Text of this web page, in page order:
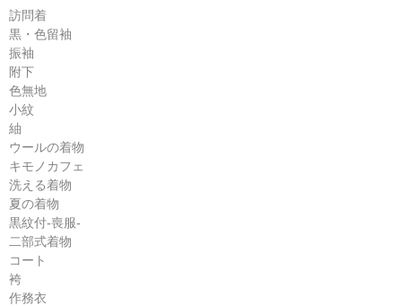
訪問着
黒・色留袖
振袖
附下
色無地
小紋
紬
ウールの着物
キモノカフェ
洗える着物
夏の着物
黒紋付-喪服-
二部式着物
コート
袴
作務衣